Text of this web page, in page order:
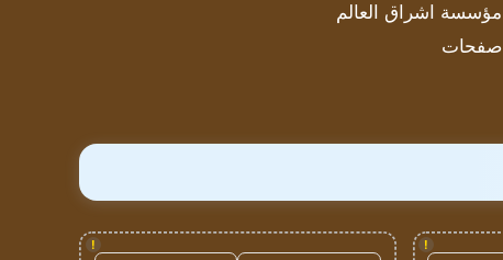
مؤسسة اشراق العالم
صفحات
!
!